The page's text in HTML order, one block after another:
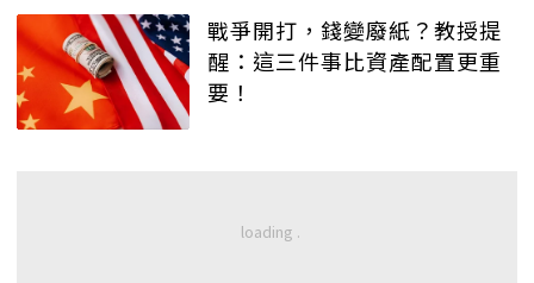
戰爭開打，錢變廢紙？教授提
醒：這三件事比資產配置更重
要！